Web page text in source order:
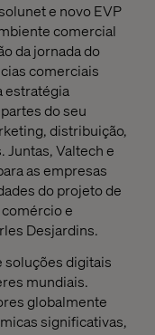
e novo EVP
comercial
da jornada do
comerciais
estratégia
do seu
distribuição,
Juntas, Valtech e
as empresas
do projeto de
e
Desjardins.
soluções digitais
mundiais.
globalmente
significativas,